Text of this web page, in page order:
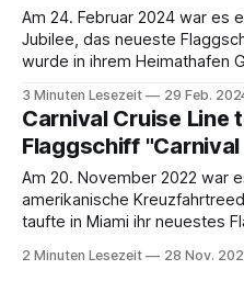
Am 24. Februar 2024 war es
Jubilee, das neueste
wurde in ihrem Heimathafen
markierte nicht nur den
Bruttotonnen schwere
3 Minuten Lesezeit 29 Feb.
Carnival Cruise Line
Flaggschiff
Am 20. November 2022 war
amerikanische
taufte in Miami ihr neuestes
Feierlichkeiten zum 50.
2 Minuten Lesezeit 28 Nov.